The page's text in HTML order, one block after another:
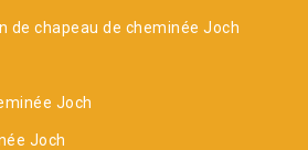
de chapeau de cheminée Joch
Joch
Joch